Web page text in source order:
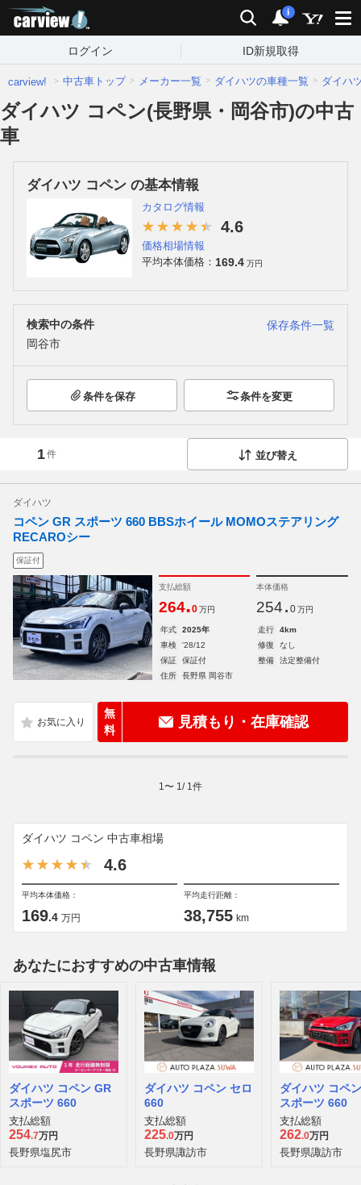
検索 通知
i
ログイン ID新規取得
carview! 中古車トップ メーカー一覧 ダイハツの車種一覧 ダイハ
ダイハツ コペン(長野県・岡谷市)の中古
車
ダイハツ コペン の基本情報
カタログ情報
4.6
価格相場情報
平均本体価格： 169.4 万円
検索中の条件
保存条件一覧
岡谷市
条件を保存 条件を変更
1件 並び替え
ダイハツ
コペン GR スポーツ 660 BBSホイール MOMOステアリング
RECAROシー
保証付
支払総額
264.0 万円
本体価格
254. 0 万円
年式 2025年 走行
4km
車検
'28/12 修復
なし
保証
保証付 整備
法定整備付
住所
長野県 岡谷市
無
料
見積もり・在庫確認
1 〜 1 / 1 件
ダイハツ コペン 中古車相場
4.6
平均本体価格：
169.4 万円
平均走行距離：
38,755 km
あなたにおすすめの中古車情報
ダイハツ コペン GR
スポーツ 660
支払総額
254.7万円
長野県塩尻市
ダイハツ コペン セロ
660
支払総額
225.0万円
長野県諏訪市
ダイハツ コペ
スポーツ 660
支払総額
262.0万円
長野県諏訪市